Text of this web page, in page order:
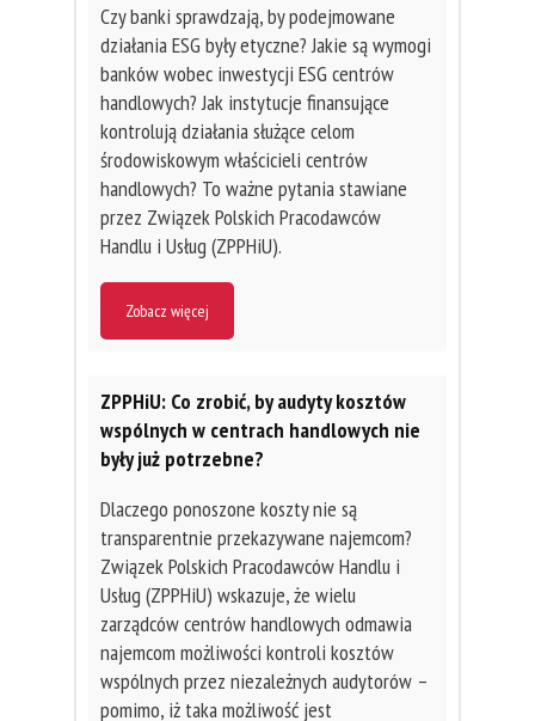
Czy banki sprawdzają, by podejmowane
działania ESG były etyczne? Jakie są wymogi
banków wobec inwestycji ESG centrów
handlowych? Jak instytucje finansujące
kontrolują działania służące celom
środowiskowym właścicieli centrów
handlowych? To ważne pytania stawiane
przez Związek Polskich Pracodawców
Handlu i Usług (ZPPHiU).
Zobacz więcej
ZPPHiU: Co zrobić, by audyty kosztów
wspólnych w centrach handlowych nie
były już potrzebne?
Dlaczego ponoszone koszty nie są
transparentnie przekazywane najemcom?
Związek Polskich Pracodawców Handlu i
Usług (ZPPHiU) wskazuje, że wielu
zarządców centrów handlowych odmawia
najemcom możliwości kontroli kosztów
wspólnych przez niezależnych audytorów –
pomimo, iż taka możliwość jest